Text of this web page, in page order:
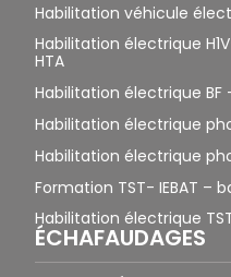
Habilitation véhicule
Habilitation électrique
HTA
Habilitation électrique BF
Habilitation électrique
Habilitation électrique
Formation TST- IEBAT –
Habilitation électrique TST
ÉCHAFAUDAGES